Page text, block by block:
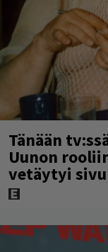
Tänään
Uunon
vetäytyi